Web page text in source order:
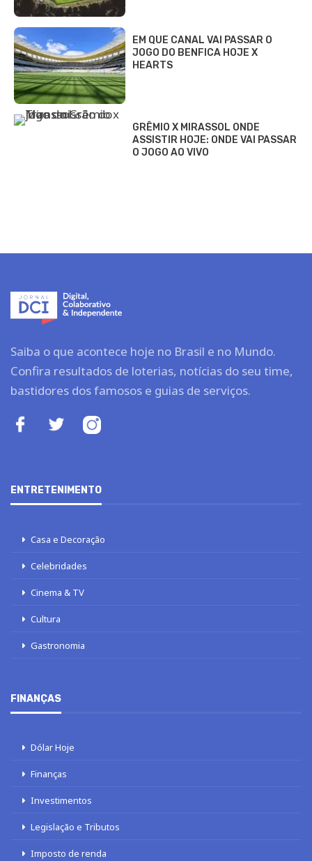
EM QUE CANAL VAI PASSAR O
JOGO DO BENFICA HOJE X
HEARTS
GRÊMIO X MIRASSOL ONDE
ASSISTIR HOJE: ONDE VAI PASSAR
O JOGO AO VIVO
Saiba o que acontece hoje no Brasil e no Mundo.
Confira resultados de loterias, notícias do seu time,
bastidores dos famosos e guias de serviços.
ENTRETENIMENTO
Casa e Decoração
Celebridades
Cinema & TV
Cultura
Gastronomia
FINANÇAS
Dólar Hoje
Finanças
Investimentos
Legislação e Tributos
Imposto de renda